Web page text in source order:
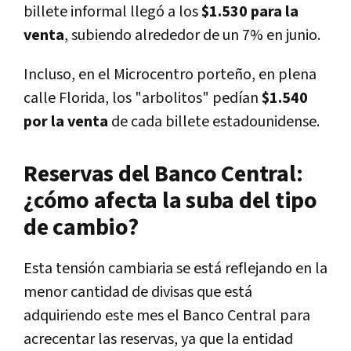
billete informal llegó a los$1.530 para la
venta, subiendo alrededor de un 7% en junio.
Incluso, en el Microcentro porteño, en plena
calle Florida, los "arbolitos" pedían$1.540
por la venta de cada billete estadounidense.
Reservas del Banco Central:
¿cómo afecta la suba del tipo
de cambio?
Esta tensión cambiaria se está reflejando en la
menor cantidad de divisas que está
adquiriendo este mes el Banco Central para
acrecentar las reservas, ya que la entidad